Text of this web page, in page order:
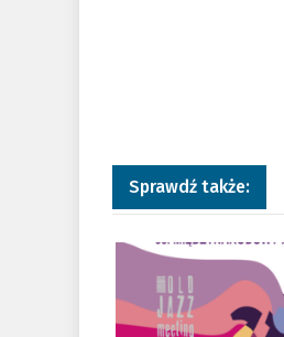
Sprawdź także:
a